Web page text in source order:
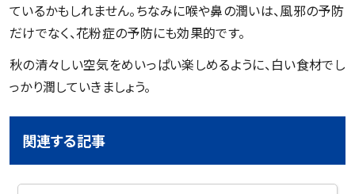
ているかもしれません。ちなみに喉や鼻の潤いは、風邪の予防
だけでなく、花粉症の予防にも効果的です。
秋の清々しい空気をめいっぱい楽しめるように、白い食材でし
っかり潤していきましょう。
関連する記事